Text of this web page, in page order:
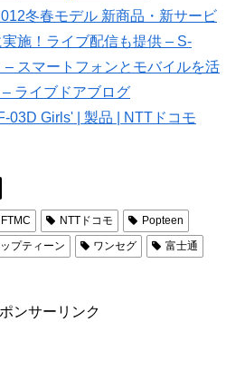
冬春モデル 新商品・新サービ
施！ライブ配信も提供 – S-
– スマートフォンとモバイルを活
ライブドアブログ
03D Girls' | 製品 | NTTドコモ
FTMC NTTドコモ
Popteen
プティーン ワンセグ
富士通
ンサーリンク